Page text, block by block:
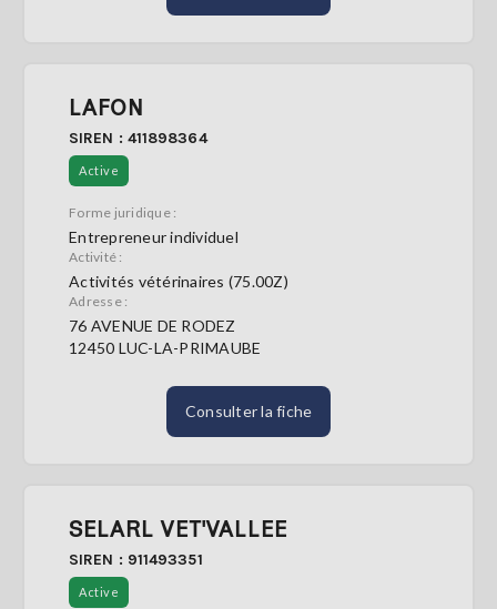
LAFON
SIREN : 411898364
Active
Forme juridique :
Entrepreneur individuel
Activité :
Activités vétérinaires (75.00Z)
Adresse :
76 AVENUE DE RODEZ
12450 LUC-LA-PRIMAUBE
Consulter la fiche
SELARL VET'VALLEE
SIREN : 911493351
Active